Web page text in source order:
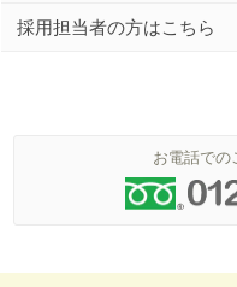
採用担当者の方はこちら
お電話での